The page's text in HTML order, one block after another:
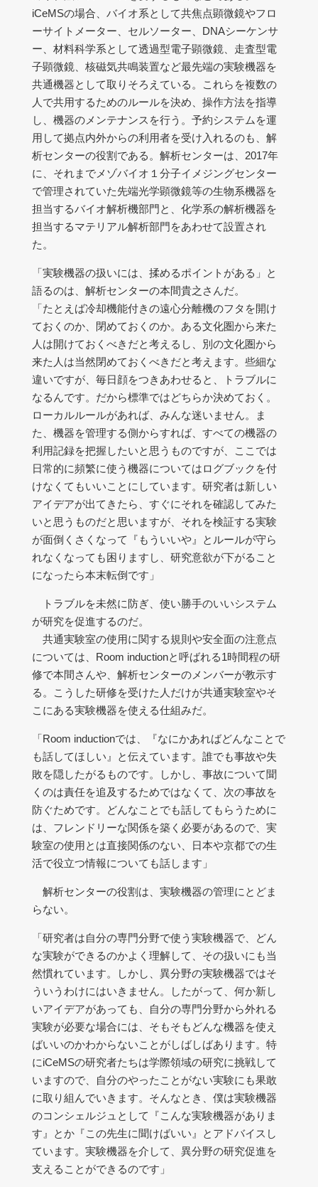
iCeMSの場合、バイオ系として共焦点顕微鏡やフロ
ーサイトメーター、セルソーター、DNAシーケンサ
ー、材料科学系として透過型電子顕微鏡、走査型電
子顕微鏡、核磁気共鳴装置など最先端の実験機器を
共通機器として取りそろえている。これらを複数の
人で共用するためのルールを決め、操作方法を指導
し、機器のメンテナンスを行う。予約システムを運
用して拠点内外からの利用者を受け入れるのも、解
析センターの役割である。解析センターは、2017年
に、それまでメゾバイオ１分子イメジングセンター
で管理されていた先端光学顕微鏡等の生物系機器を
担当するバイオ解析機部門と、化学系の解析機器を
担当するマテリアル解析部門をあわせて設置され
た。
「実験機器の扱いには、揉めるポイントがある」と
語るのは、解析センターの本間貴之さんだ。
「たとえば冷却機能付きの遠心分離機のフタを開け
ておくのか、閉めておくのか。ある文化圏から来た
人は開けておくべきだと考えるし、別の文化圏から
来た人は当然閉めておくべきだと考えます。些細な
違いですが、毎日顔をつきあわせると、トラブルに
なるんです。だから標準ではどちらか決めておく。
ローカルルールがあれば、みんな迷いません。ま
た、機器を管理する側からすれば、すべての機器の
利用記録を把握したいと思うものですが、ここでは
日常的に頻繁に使う機器についてはログブックを付
けなくてもいいことにしています。研究者は新しい
アイデアが出てきたら、すぐにそれを確認してみた
いと思うものだと思いますが、それを検証する実験
が面倒くさくなって『もういいや』とルールが守ら
れなくなっても困りますし、研究意欲が下がること
になったら本末転倒です」
トラブルを未然に防ぎ、使い勝手のいいシステム
が研究を促進するのだ。
共通実験室の使用に関する規則や安全面の注意点
については、Room inductionと呼ばれる1時間程の研
修で本間さんや、解析センターのメンバーが教示す
る。こうした研修を受けた人だけが共通実験室やそ
こにある実験機器を使える仕組みだ。
「Room inductionでは、『なにかあればどんなことで
も話してほしい』と伝えています。誰でも事故や失
敗を隠したがるものです。しかし、事故について聞
くのは責任を追及するためではなくて、次の事故を
防ぐためです。どんなことでも話してもらうために
は、フレンドリーな関係を築く必要があるので、実
験室の使用とは直接関係のない、日本や京都での生
活で役立つ情報についても話します」
解析センターの役割は、実験機器の管理にとどま
らない。
「研究者は自分の専門分野で使う実験機器で、どん
な実験ができるのかよく理解して、その扱いにも当
然慣れています。しかし、異分野の実験機器ではそ
ういうわけにはいきません。したがって、何か新し
いアイデアがあっても、自分の専門分野から外れる
実験が必要な場合には、そもそもどんな機器を使え
ばいいのかわからないことがしばしばあります。特
にiCeMSの研究者たちは学際領域の研究に挑戦して
いますので、自分のやったことがない実験にも果敢
に取り組んでいきます。そんなとき、僕は実験機器
のコンシェルジュとして『こんな実験機器がありま
す』とか『この先生に聞けばいい』とアドバイスし
ています。実験機器を介して、異分野の研究促進を
支えることができるのです」